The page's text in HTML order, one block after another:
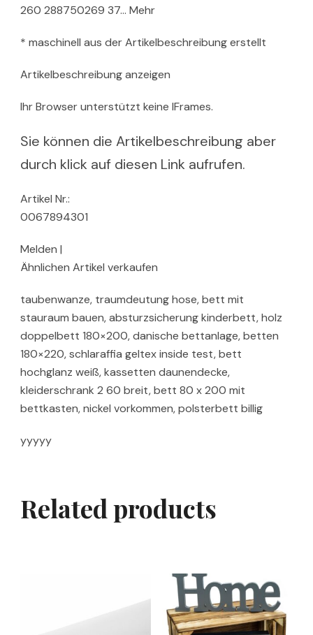
260 288750269 37… Mehr
* maschinell aus der Artikelbeschreibung erstellt
Artikelbeschreibung anzeigen
Ihr Browser unterstützt keine IFrames.
Sie können die Artikelbeschreibung aber
durch klick auf diesen Link aufrufen.
Artikel Nr.:
0067894301
Melden |
Ähnlichen Artikel verkaufen
taubenwanze, traumdeutung hose, bett mit
stauraum bauen, absturzsicherung kinderbett, holz
doppelbett 180×200, danische bettanlage, betten
180×220, schlaraffia geltex inside test, bett
hochglanz weiß, kassetten daunendecke,
kleiderschrank 2 60 breit, bett 80 x 200 mit
bettkasten, nickel vorkommen, polsterbett billig
yyyyy
Related products